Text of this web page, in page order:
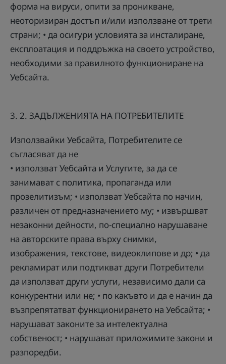
форма на вируси, опити за проникване,
неоторизиран достъп и/или използване от трети
страни; • да осигури условията за инсталиране,
експлоатация и поддръжка на своето устройство,
необходими за правилното функциониране на
Уебсайта.
3. 2. ЗАДЪЛЖЕНИЯТА НА ПОТРЕБИТЕЛИТЕ
Използвайки Уебсайта, Потребителите се
съгласяват да не
• използват Уебсайта и Услугите, за да се
занимават с политика, пропаганда или
прозелитизъм; • използват Уебсайта по начин,
различен от предназначението му; • извършват
незаконни дейности, по-специално нарушаване
на авторските права върху снимки,
изображения, текстове, видеоклипове и др; • да
рекламират или подтикват други Потребители
да използват други услуги, независимо дали са
конкурентни или не; • по какъвто и да е начин да
възпрепятатват функционирането на Уебсайта; •
нарушават законите за интелектуална
собственост; • нарушават приложимите закони и
разпоредби.